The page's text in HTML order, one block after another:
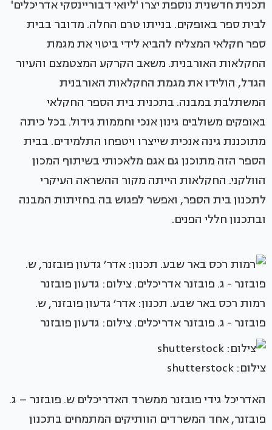
תכנית חדשנית נוספת יצרו 'ליואי דבוריינסקי אדריכלים'
לבית ספר באופקים. בנייתו טרם החלה. מדובר בבית
ספר חקלאי המצליח להביא לידי ביטוי את מגמת
החקלאות האורבנית. משאב הקרקע המצטמצם והעיור
הגדל, הולידו את מגמת החקלאות האורבנית
המשתלבת במבנה. בתכנית בית הספר החקלאי
באופקים משולבים גינון אנכי וחממות גידול. בכל כיתה
מתוכננת גינה אנכית שייצרו ויטפחו התלמידים. בבית
הספר הזה מתוכנן גם אגם מלאכותי בשיתוף המכון
הוולקני. החקלאות הייתה מקור ההשראה העיקרי
לתכנון בית הספר, ואפשר לפגוש בה בחזיתות המבנה
ובתכנון חללי הפנים.
רמות רכס באר שבע. תכנון: אדר׳ גדעון פובזנר, ש.
פובזנר - ג. פובזנר אדריכלים. צילום: גדעון פובזנר
צילום: shutterstock
האדריכל גידי פובזנר ממשרד האדריכלים ש. פובזנר – ג.
פובזנר, אחד המשרדים הוותיקים המתמחים בתכנון